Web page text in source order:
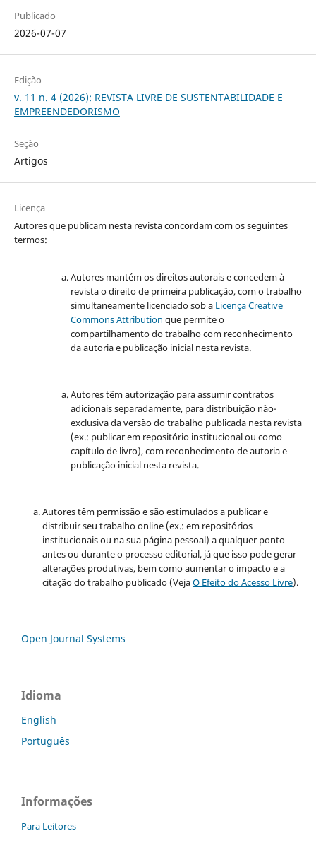
Publicado
2026-07-07
Edição
v. 11 n. 4 (2026): REVISTA LIVRE DE SUSTENTABILIDADE E
EMPREENDEDORISMO
Seção
Artigos
Licença
Autores que publicam nesta revista concordam com os seguintes
termos:
Autores mantém os direitos autorais e concedem à
revista o direito de primeira publicação, com o trabalho
simultaneamente licenciado sob a Licença Creative
Commons Attribution que permite o
compartilhamento do trabalho com reconhecimento
da autoria e publicação inicial nesta revista.
Autores têm autorização para assumir contratos
adicionais separadamente, para distribuição não-
exclusiva da versão do trabalho publicada nesta revista
(ex.: publicar em repositório institucional ou como
capítulo de livro), com reconhecimento de autoria e
publicação inicial nesta revista.
Autores têm permissão e são estimulados a publicar e
distribuir seu trabalho online (ex.: em repositórios
institucionais ou na sua página pessoal) a qualquer ponto
antes ou durante o processo editorial, já que isso pode gerar
alterações produtivas, bem como aumentar o impacto e a
citação do trabalho publicado (VejaO Efeito do Acesso Livre).
Open Journal Systems
Idioma
English
Português
Informações
Para Leitores